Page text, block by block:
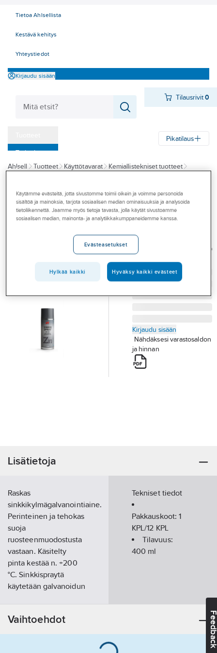
Tietoa Ahlsellista
Kestävä kehitys
Yhteystiedot
Kirjaudu sisään
Tilausrivit 0
‎Tarjoukset
Myymälät
Konseptit
Palvelut
Pikatilaus
Ahlsell Tuotteet Käyttötavarat
Kemiallistekniset tuotteet
AT-TUOTE
Sinkkispray AT-
SINKKISPRAY AT-4250
Tuotenumero
T06000449
Toimittajan
tuotenumero:
Kirjaudu sisään
Nähdäksesi varastosaldon
ja hinnan
Lisätietoja
Raskas
sinkkikylmägalvanointiaine.
Perinteinen ja tehokas
suoja
ruosteenmuodostusta
vastaan. Käsitelty
pinta kestää n. +200
°C. Sinkkispraytä
käytetään galvanoidun
paikkausmaalina
hitsaussaumoihin,
Tekniset tiedot
Pakkauskoot:1
KPL/12 KPL
Tilavuus:
400 ml
Vaihtoehdot
Käytämme evästeitä, jotta sivustomme toimii oikein ja voimme personoida
sisältöä ja mainoksia, tarjota sosiaalisen median ominaisuuksia ja analysoida
tietoliikennettä. Jaamme myös tietoja tavasta, jolla käytät sivustoamme
sosiaalisen median, mainonta- ja analytiikkakumppaneidemme kanssa.
Evästeasetukset
Hylkää kaikki Hyväksy kaikki evästeet